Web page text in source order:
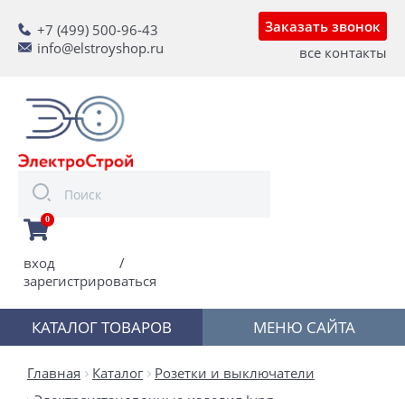
+7 (499) 500-96-43
info@elstroyshop.ru
Заказать звонок
все контакты
0
вход
/
зарегистрироваться
КАТАЛОГ ТОВАРОВ МЕНЮ САЙТА
Главная Каталог
Розетки и выключатели